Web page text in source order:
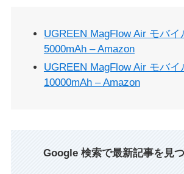
UGREEN MagFlow Air モバ
5000mAh – Amazon
UGREEN MagFlow Air モバ
10000mAh – Amazon
Google 検索で最新記事を見